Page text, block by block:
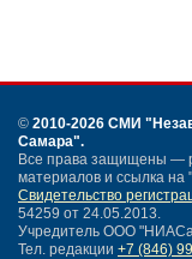
© 2010-2026 СМИ
Самара".
Все права защищены —
материалов и ссылка
Свидетельство
54259 от 24.05.2013.
Учредитель ООО
Тел. редакции +7 (846)